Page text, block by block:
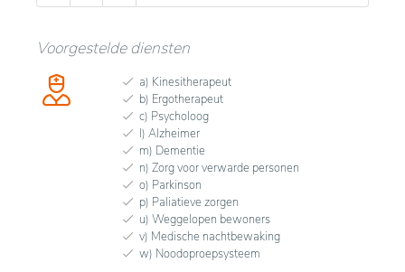
Voorgestelde diensten
a) Kinesitherapeut
b) Ergotherapeut
c) Psycholoog
l) Alzheimer
m) Dementie
n) Zorg voor verwarde personen
o) Parkinson
p) Paliatieve zorgen
u) Weggelopen bewoners
v) Medische nachtbewaking
w) Noodoproepsysteem